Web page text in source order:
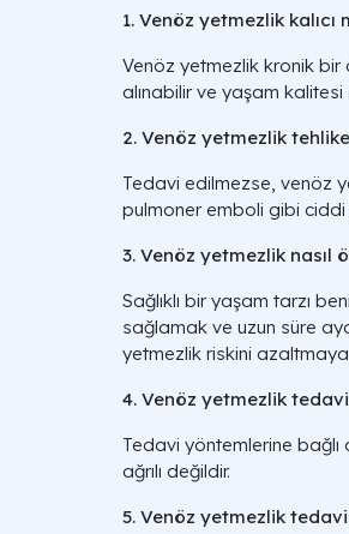
1. Venöz yetmezlik kalıcı
Venöz yetmezlik kronik bir
alınabilir ve yaşam kalitesi
2. Venöz yetmezlik
Tedavi edilmezse, venöz
pulmoner emboli gibi
3. Venöz yetmezlik nasıl
Sağlıklı bir yaşam tarzı
sağlamak ve uzun süre
yetmezlik riskini azaltmaya
4. Venöz yetmezlik
Tedavi yöntemlerine
ağrılı değildir.
5. Venöz yetmezlik